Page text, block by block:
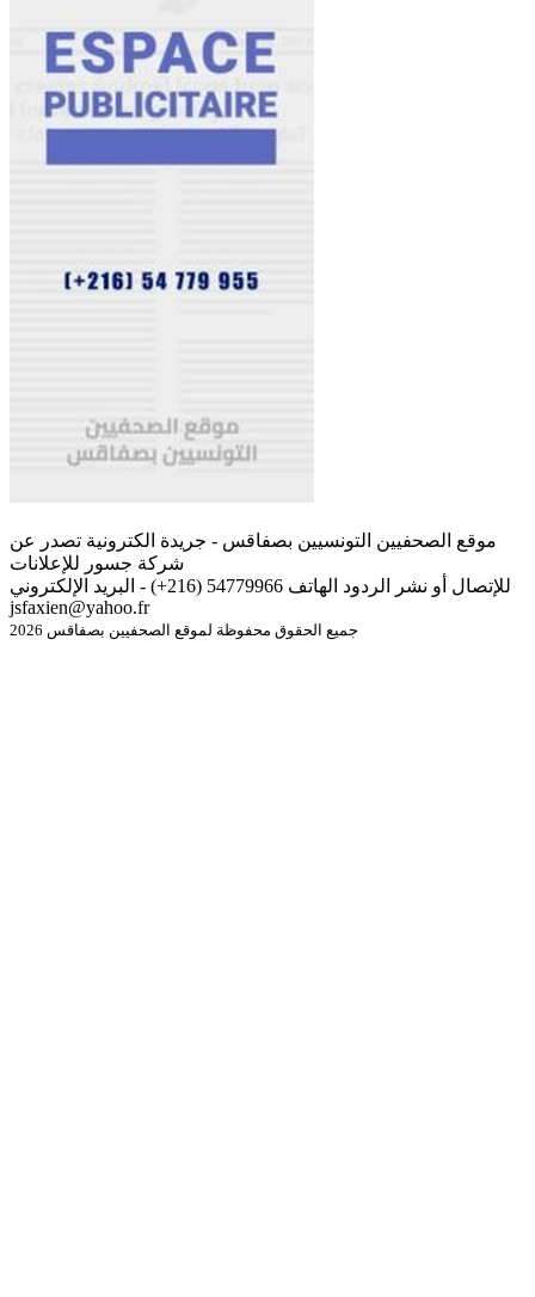
موقع الصحفيين التونسيين بصفاقس - جريدة الكترونية تصدر عن
شركة جسور للإعلانات
للإتصال أو نشر الردود الهاتف 54779966 (216+) - البريد الإلكتروني
jsfaxien@yahoo.fr
جميع الحقوق محفوظة لموقع الصحفيين بصفاقس 2026